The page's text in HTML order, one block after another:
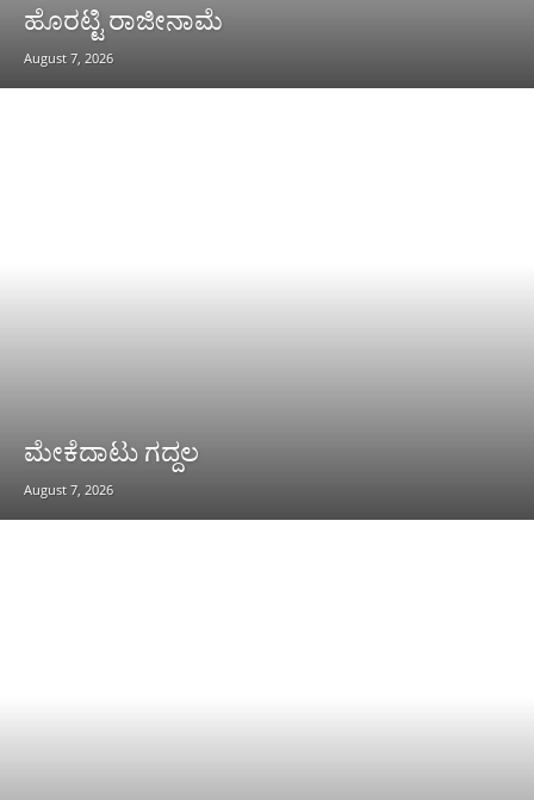
ಹೊರಟ್ಟಿ ರಾಜೀನಾಮೆ
August 7, 2026
ಮೇಕೆದಾಟು ಗದ್ದಲ
August 7, 2026